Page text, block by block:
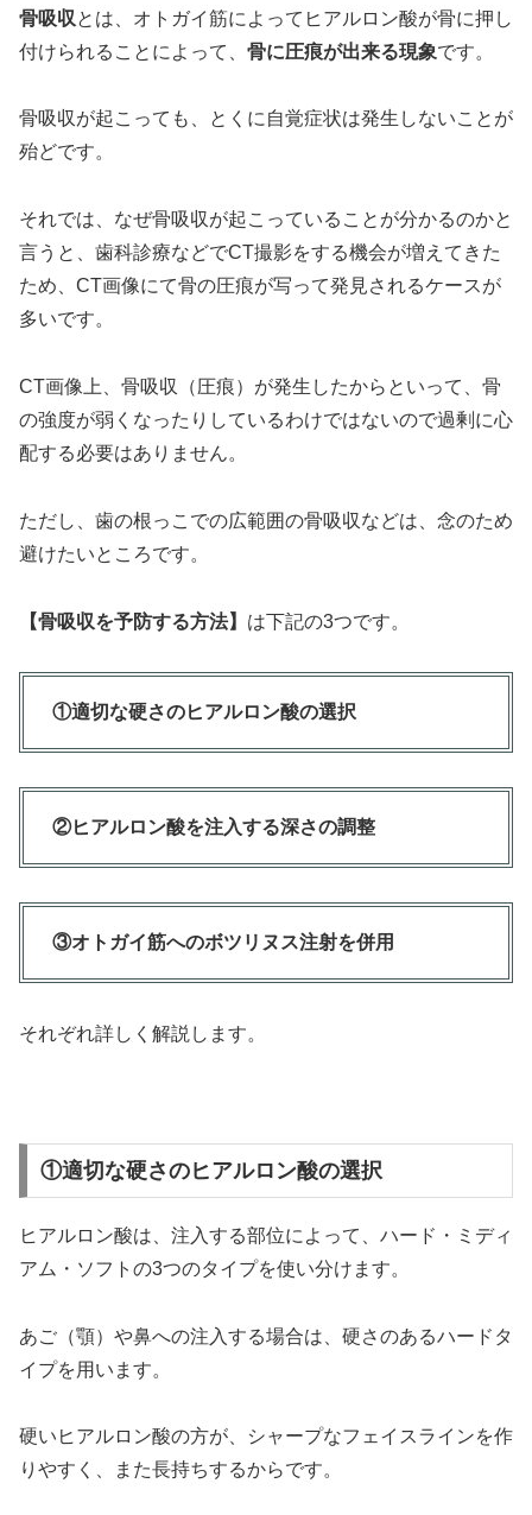
骨吸収 とは、オトガイ筋によってヒアルロン酸が骨に押し
付けられることによって、 骨に圧痕が出来る現象です。
骨吸収が起こっても、とくに自覚症状は発生しないことが
殆どです。
それでは、なぜ骨吸収が起こっていることが分かるのかと
言うと、歯科診療などでCT撮影をする機会が増えてきた
ため、CT画像にて骨の圧痕が写って発見されるケースが
多いです。
CT画像上、骨吸収（圧痕）が発生したからといって、骨
の強度が弱くなったりしているわけではないので過剰に心
配する必要はありません。
ただし、歯の根っこでの広範囲の骨吸収などは、念のため
避けたいところです。
【骨吸収を予防する方法】 は下記の3つです。
①適切な硬さのヒアルロン酸の選択
②ヒアルロン酸を注入する深さの調整
③オトガイ筋へのボツリヌス注射を併用
それぞれ詳しく解説します。
①適切な硬さのヒアルロン酸の選択
ヒアルロン酸は、注入する部位によって、ハード・ミディ
アム・ソフトの3つのタイプを使い分けます。
あご（顎）や鼻への注入する場合は、硬さのあるハードタ
イプを用います。
硬いヒアルロン酸の方が、シャープなフェイスラインを作
りやすく、また長持ちするからです。